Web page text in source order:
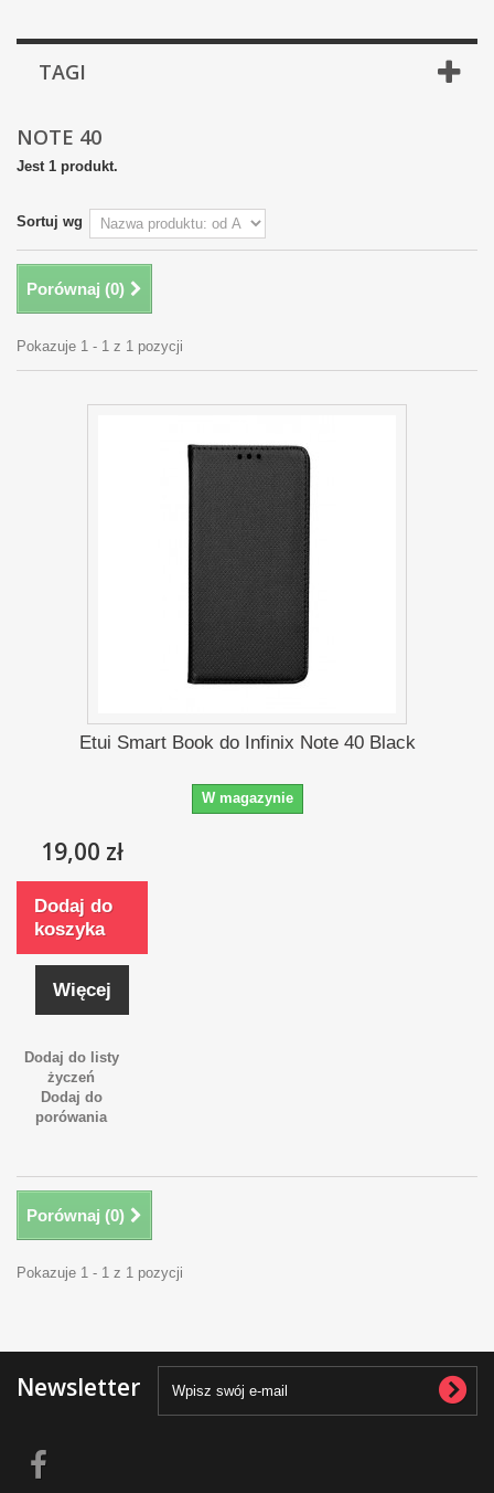
TAGI
NOTE 40
Jest 1 produkt.
Sortuj wg
Porównaj (0)
Pokazuje 1 - 1 z 1 pozycji
Etui Smart Book do Infinix Note 40 Black
W magazynie
19,00 zł
Dodaj do
koszyka
Więcej
Dodaj do listy
życzeń
Dodaj do
porówania
Porównaj (0)
Pokazuje 1 - 1 z 1 pozycji
Newsletter